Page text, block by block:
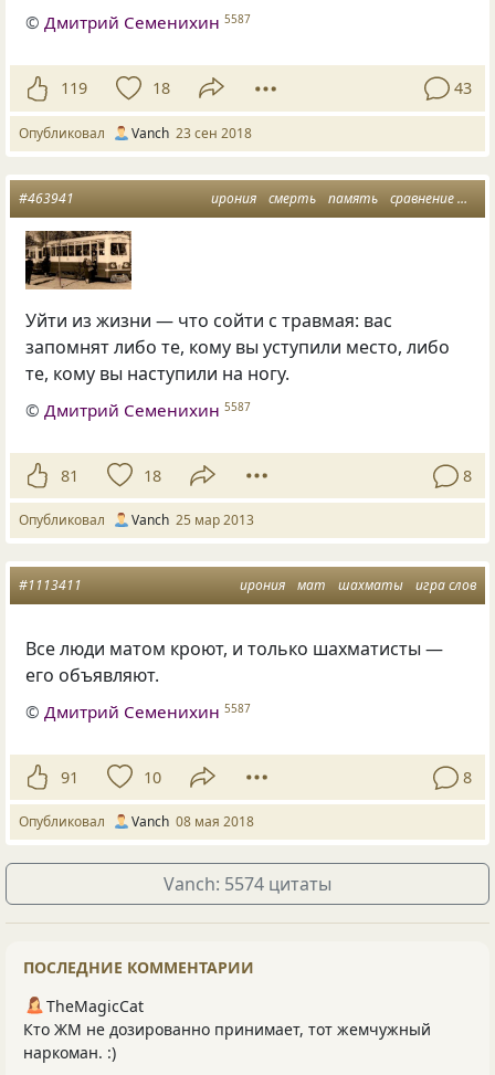
© Дмитрий Семенихин 5587
119 18 43
Опубликовал Vanch 23 сен 2018
ирония смерть память сравнение
#463941
Уйти из жизни — что сойти с травмая: вас
запомнят либо те, кому вы уступили место, либо
те, кому вы наступили на ногу.
© Дмитрий Семенихин 5587
81 18 8
Опубликовал Vanch 25 мар 2013
ирония мат шахматы игра слов
#1113411
Все люди матом кроют, и только шахматисты —
его объявляют.
© Дмитрий Семенихин 5587
91 10 8
Опубликовал Vanch 08 мая 2018
Vanch: 5574 цитаты
ПОСЛЕДНИЕ КОММЕНТАРИИ
TheMagicCat
Кто ЖМ не дозированно принимает, тот жемчужный
наркоман. :)